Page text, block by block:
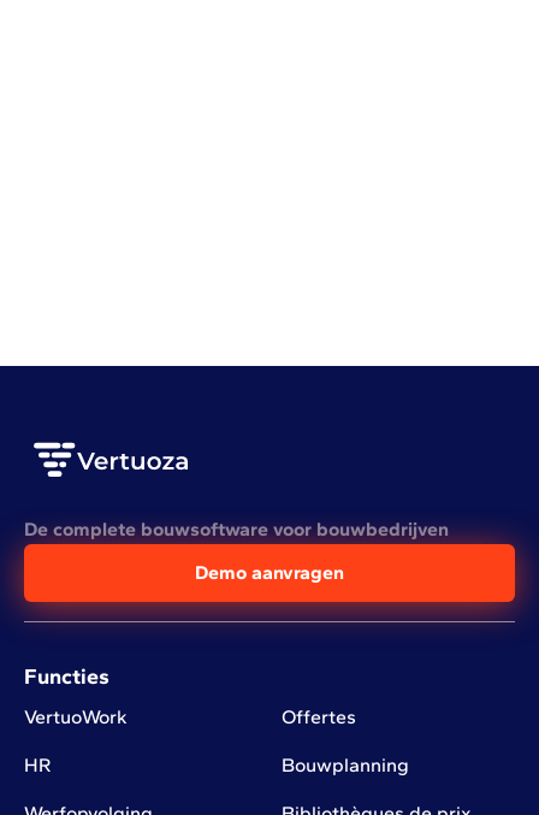
De complete bouwsoftware voor bouwbedrijven
Demo aanvragen
Functies
VertuoWork Offertes
HR Bouwplanning